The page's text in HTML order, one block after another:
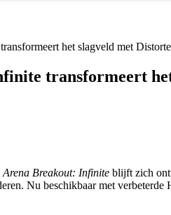
het slagveld met
transformeert
Arena Breakout: Infinite blijft zich
Nu beschikbaar met